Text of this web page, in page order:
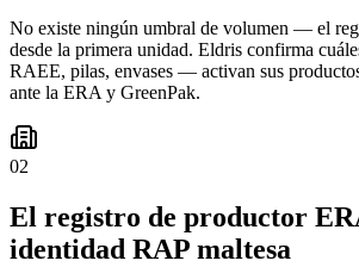
No existe ningún umbral de volumen — el
desde la primera unidad. Eldris confirma
RAEE, pilas, envases — activan sus
ante la ERA y GreenPak.
02
El registro de productor
identidad RAP maltesa